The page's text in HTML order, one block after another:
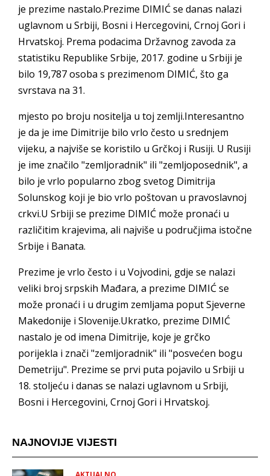
je prezime nastalo.Prezime DIMIĆ se danas nalazi
uglavnom u Srbiji, Bosni i Hercegovini, Crnoj Gori i
Hrvatskoj. Prema podacima Državnog zavoda za
statistiku Republike Srbije, 2017. godine u Srbiji je
bilo 19,787 osoba s prezimenom DIMIĆ, što ga
svrstava na 31.
mjesto po broju nositelja u toj zemlji.Interesantno
je da je ime Dimitrije bilo vrlo često u srednjem
vijeku, a najviše se koristilo u Grčkoj i Rusiji. U Rusiji
je ime značilo "zemljoradnik" ili "zemljoposednik", a
bilo je vrlo popularno zbog svetog Dimitrija
Solunskog koji je bio vrlo poštovan u pravoslavnoj
crkvi.U Srbiji se prezime DIMIĆ može pronaći u
različitim krajevima, ali najviše u područjima istočne
Srbije i Banata.
Prezime je vrlo često i u Vojvodini, gdje se nalazi
veliki broj srpskih Mađara, a prezime DIMIĆ se
može pronaći i u drugim zemljama poput Sjeverne
Makedonije i Slovenije.Ukratko, prezime DIMIĆ
nastalo je od imena Dimitrije, koje je grčko
porijekla i znači "zemljoradnik" ili "posvećen bogu
Demetriju". Prezime se prvi puta pojavilo u Srbiji u
18. stoljeću i danas se nalazi uglavnom u Srbiji,
Bosni i Hercegovini, Crnoj Gori i Hrvatskoj.
NAJNOVIJE VIJESTI